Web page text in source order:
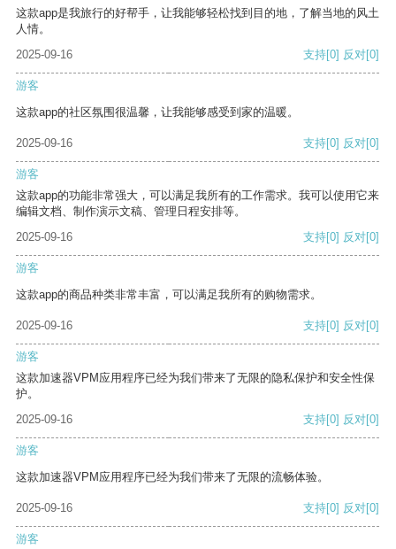
这款app是我旅行的好帮手，让我能够轻松找到目的地，了解当地的风土
人情。
2025-09-16
支持[0] 反对[0]
游客
这款app的社区氛围很温馨，让我能够感受到家的温暖。
2025-09-16 支持[0] 反对[0]
游客
这款app的功能非常强大，可以满足我所有的工作需求。我可以使用它来
编辑文档、制作演示文稿、管理日程安排等。
2025-09-16
支持[0] 反对[0]
游客
这款app的商品种类非常丰富，可以满足我所有的购物需求。
2025-09-16 支持[0] 反对[0]
游客
这款加速器VPM应用程序已经为我们带来了无限的隐私保护和安全性保
护。
2025-09-16
支持[0] 反对[0]
游客
这款加速器VPM应用程序已经为我们带来了无限的流畅体验。
2025-09-16 支持[0] 反对[0]
游客